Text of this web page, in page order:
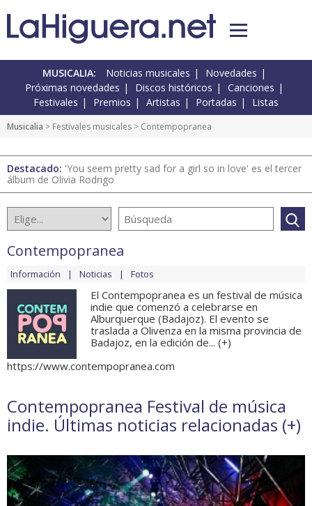
MUSICALIA: Noticias musicales
Novedades
Próximas novedades
Discos históricos
Canciones
Festivales
Premios Artistas Portadas Listas
Musicalia > Festivales musicales > Contempopranea
Destacado: 'You seem pretty sad for a girl so in love' es el tercer
álbum de Olivia Rodrigo
Contempopranea
Información Noticias Fotos
El Contempopranea es un festival de música
indie que comenzó a celebrarse en
Alburquerque (Badajoz). El evento se
traslada a Olivenza en la misma provincia de
Badajoz, en la edición de... (+)
https://www.contempopranea.com
Contempopranea Festival de música
indie. Últimas noticias relacionadas (+)